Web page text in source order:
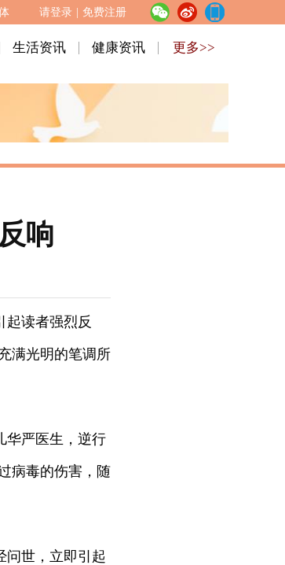
请登录 免费注册
生活资讯 健康资讯 更多>>
响
起读者强烈反
满光明的笔调所
华严医生，逆行
病毒的伤害，随
问世，立即引起